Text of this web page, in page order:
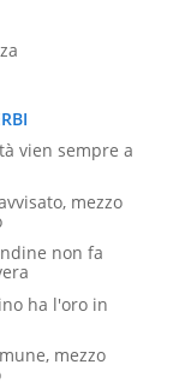
vien sempre a
mezzo
non fa
ha l'oro in
mezzo